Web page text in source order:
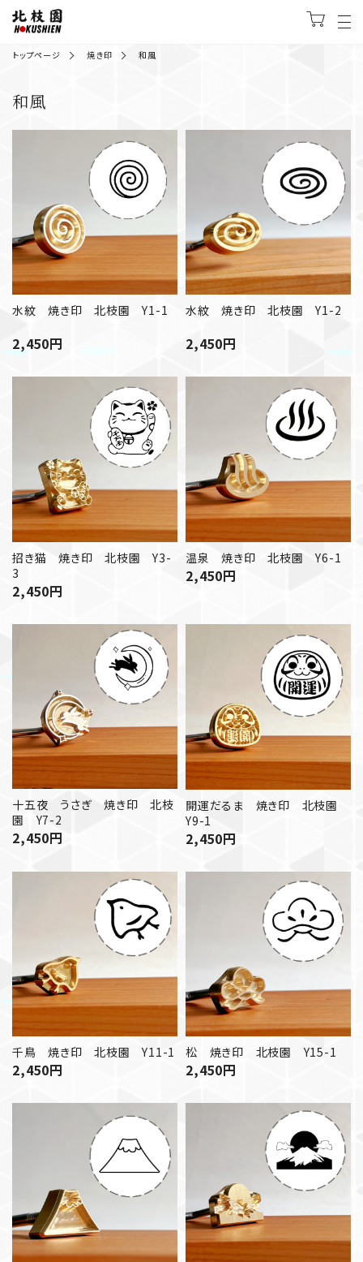
トップページ 焼き印 和風
和風
水紋 焼き印 北枝園 Y1-1
2,450円
水紋 焼き印 北枝園 Y1-2
2,450円
招き猫 焼き印 北枝園 Y3-
3
2,450円
温泉 焼き印 北枝園 Y6-1
2,450円
十五夜 うさぎ 焼き印 北枝
園 Y7-2
2,450円
開運だるま 焼き印 北枝園
Y9-1
2,450円
千鳥 焼き印 北枝園 Y11-1
2,450円
松 焼き印 北枝園 Y15-1
2,450円